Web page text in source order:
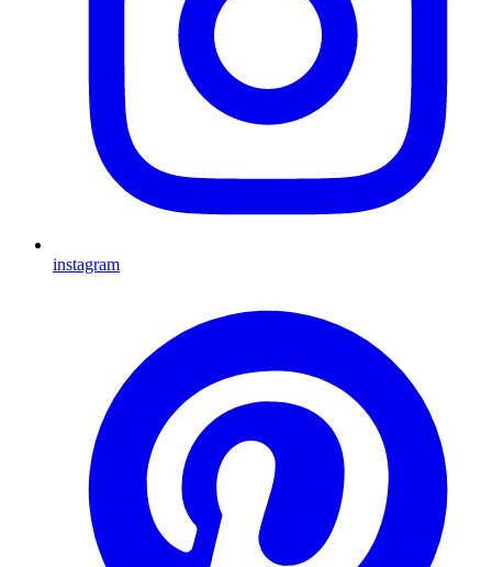
instagram